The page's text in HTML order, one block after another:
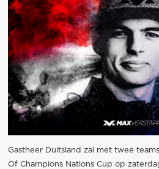
Gastheer Duitsland zal met twee
Of Champions Nations Cup op